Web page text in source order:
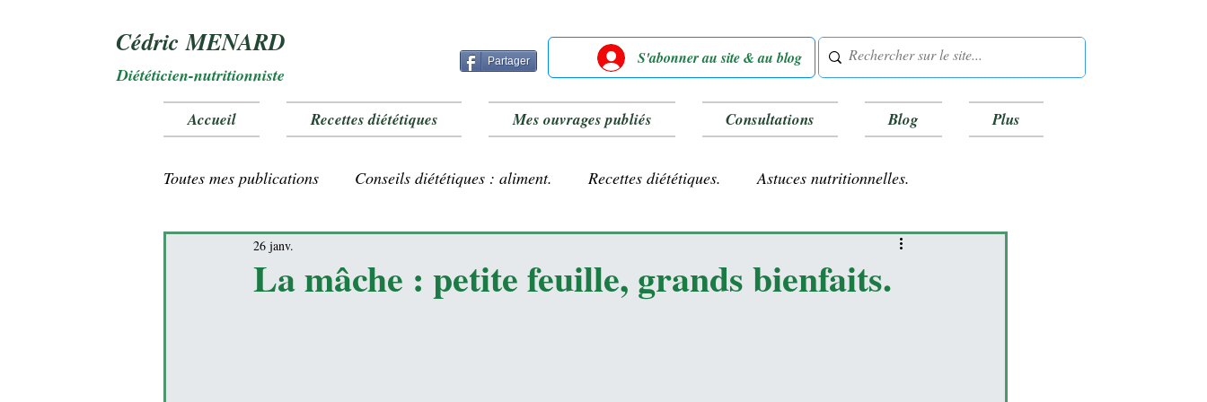
Cédric MENARD
Diététicien-nutritionniste
Partager S'abonner au site & au blog
Accueil Recettes diététiques Mes ouvrages publiés Consultations Blog Plus
Toutes mes publications Conseils diététiques : aliment. Recettes diététiques. Astuces nutritionnelles.
Vitamines et oligo éléments
La mâche : petite feuille, grands bienfaits.
26 janv.